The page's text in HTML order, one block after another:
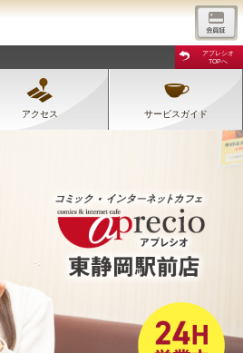
アプレシオ
TOPへ
アクセス サービスガイド